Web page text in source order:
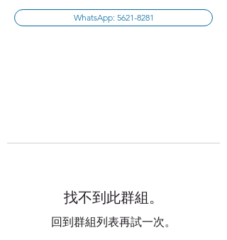
WhatsApp: 5621-8281
找不到此群組。
回到群組列表再試一次。